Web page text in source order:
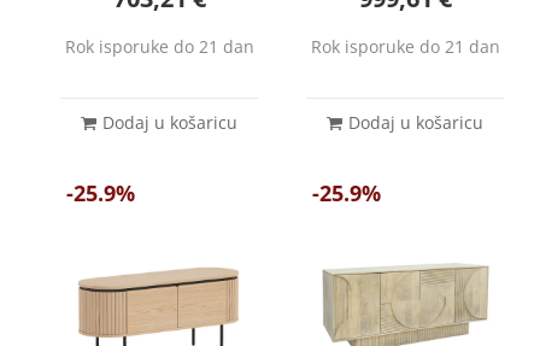
Rok isporuke do 21 dan
Dodaj u košaricu
Rok isporuke do 21 dan
Dodaj u košaricu
-25.9% -25.9%